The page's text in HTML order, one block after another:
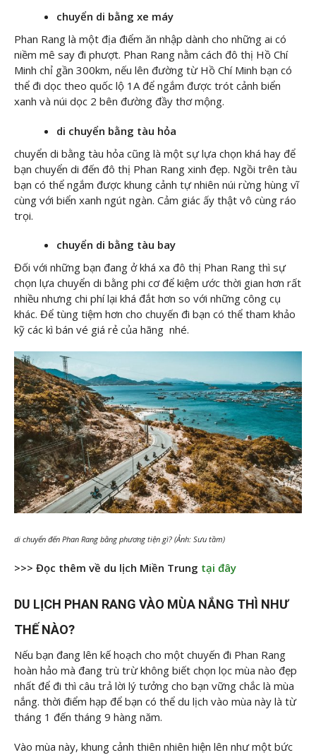
chuyển di bằng xe máy
Phan Rang là một địa điểm ăn nhập dành cho những ai có
niềm mê say đi phượt. Phan Rang nằm cách đô thị Hồ Chí
Minh chỉ gần 300km, nếu lên đường từ Hồ Chí Minh bạn có
thể đi dọc theo quốc lộ 1A để ngắm được trót cảnh biển
xanh và núi dọc 2 bên đường đầy thơ mộng.
di chuyển bằng tàu hỏa
chuyển di bằng tàu hỏa cũng là một sự lựa chọn khá hay để
bạn chuyển di đến đô thị Phan Rang xinh đẹp. Ngồi trên tàu
bạn có thể ngắm được khung cảnh tự nhiên núi rừng hùng vĩ
cùng với biển xanh ngút ngàn. Cảm giác ấy thật vô cùng ráo
trọi.
chuyển di bằng tàu bay
Đối với những bạn đang ở khá xa đô thị Phan Rang thì sự
chọn lựa chuyển di bằng phi cơ để kiệm ước thời gian hơn rất
nhiều nhưng chi phí lại khá đắt hơn so với những công cụ
khác. Để tùng tiệm hơn cho chuyến đi bạn có thể tham khảo
kỹ các kì bán vé giá rẻ của hãng nhé.
di chuyển đến Phan Rang bằng phương tiện gì? (Ảnh: Sưu tầm)
>>> Đọc thêm về du lịch Miền Trung tại đây
DU LỊCH PHAN RANG VÀO MÙA NẮNG THÌ NHƯ
THẾ NÀO?
Nếu bạn đang lên kế hoạch cho một chuyến đi Phan Rang
hoàn hảo mà đang trù trừ không biết chọn lọc mùa nào đẹp
nhất để đi thì câu trả lời lý tưởng cho bạn vững chắc là mùa
nắng. thời điểm hạp để bạn có thể du lịch vào mùa này là từ
tháng 1 đến tháng 9 hàng năm.
Vào mùa này, khung cảnh thiên nhiên hiện lên như một bức